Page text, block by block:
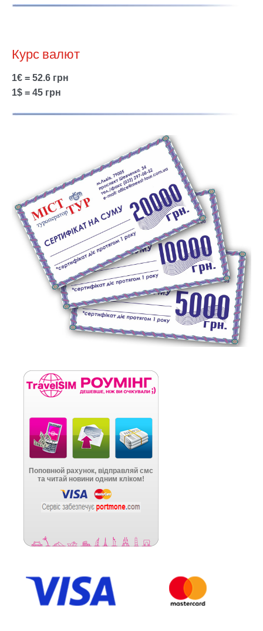
Курс валют
1€ = 52.6 грн
1$ = 45 грн